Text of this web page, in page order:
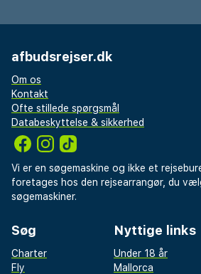
afbudsrejser.dk
Om os
Kontakt
Ofte stillede spørgsmål
Databeskyttelse & sikkerhed
Vi er en søgemaskine og ikke et
foretages hos den rejsearrangør, du
søgemaskiner.
Søg
Charter
Fly
Nyttige links
Under 18 år
Mallorca